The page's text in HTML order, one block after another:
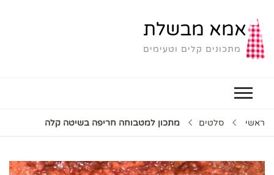
אמא מבשלת
מתכונים קלים וטעימים
ראשי סלטים מתכון למטבוחה חריפה בשיטה קלה